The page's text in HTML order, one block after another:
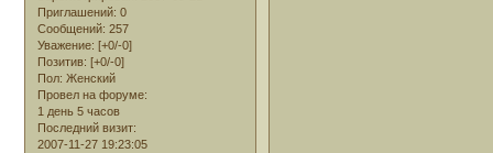
Приглашений: 0
Сообщений: 257
Уважение: [+0/-0]
Позитив: [+0/-0]
Пол: Женский
Провел на форуме:
1 день 5 часов
Последний визит:
2007-11-27 19:23:05